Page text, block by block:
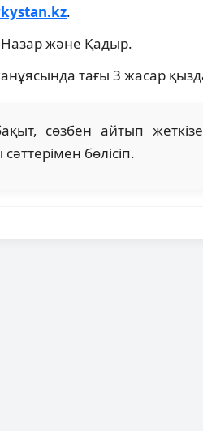
.
Назар және Қадыр.
тағы 3 жасар
сөзбен айтып
бөлісіп.